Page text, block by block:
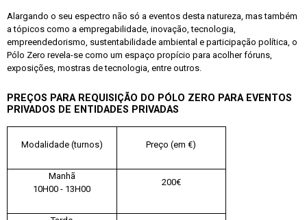
Alargando o seu espectro não só a eventos desta natureza, mas também
a tópicos como a empregabilidade, inovação, tecnologia,
empreendedorismo, sustentabilidade ambiental e participação política, o
Pólo Zero revela-se como um espaço propício para acolher fóruns,
exposições, mostras de tecnologia, entre outros.
PREÇOS PARA REQUISIÇÃO DO PÓLO ZERO PARA EVENTOS
PRIVADOS DE ENTIDADES PRIVADAS
Modalidade (turnos) Preço (em €)
Manhã
10H00 - 13H00
200€